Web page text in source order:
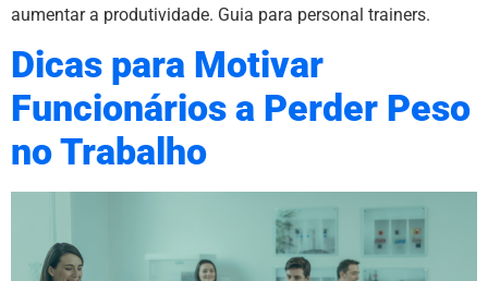
aumentar a produtividade. Guia para personal trainers.
Dicas para Motivar
Funcionários a Perder Peso
no Trabalho